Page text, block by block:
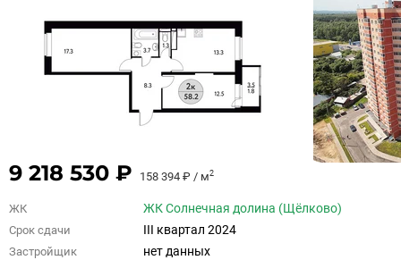
9 218 530 ₽ 158 394 ₽ / м2
ЖК ЖК Солнечная долина (Щёлково)
Срок сдачи III квартал 2024
Застройщик нет данных